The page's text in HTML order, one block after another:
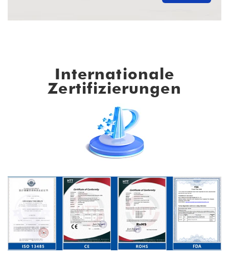
Internationale
Zertifizierungen